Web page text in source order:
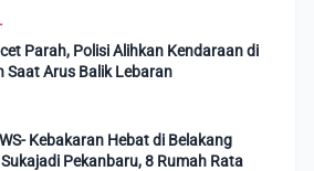
Parah, Polisi Alihkan Kendaraan di
Saat Arus Balik Lebaran
Kebakaran Hebat di Belakang
Pekanbaru, 8 Rumah Rata